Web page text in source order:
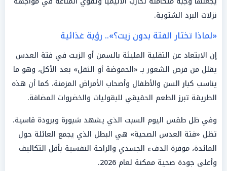
نزلات البرد الشتوية.
«لماذا تختار الفتة بدون زيت؟».. رؤية غذائية
إن الابتعاد عن التقلية المليئة بالسمن أو الزيت في فتة العدس
يقلل من فرص الشعور بـ «الحموضة أو الثقل» بعد الأكل، وهو ما
يناسب كبار السن والأطفال وأصحاب الأمراض المزمنة، كما أن هذه
الطريقة تبرز الطعم الحقيقي للبقوليات والخضروات المضافة.
وفي ظل طقس اليوم السبت الذي يشهد شبورة وبرودة قاسية،
تظل «فتة العدس الصحية» هي البطل الذي يجمع العائلة حول
المائدة، موفرة الدفء الجسدي والراحة النفسية بأقل التكاليف
وأعلى جودة صحية ممكنة لعام 2026.